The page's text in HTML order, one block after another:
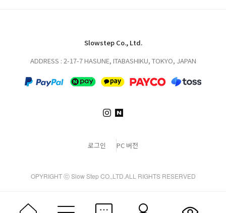
Slowstep Co., Ltd.
ADDRESS : 2-17-7 HASUNE, ITABASHIKU, TOKYO, JAPAN
로그인 PC 버전
OPYRIGHT ⓒ Slow Step CO.,LTD.ALL RIGHTS RESERVED